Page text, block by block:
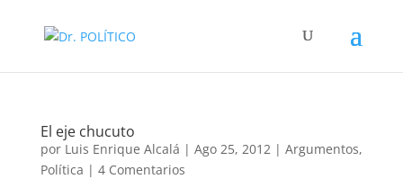
El eje chucuto
por Luis Enrique Alcalá | Ago 25, 2012| Argumentos,
Política | 4 Comentarios